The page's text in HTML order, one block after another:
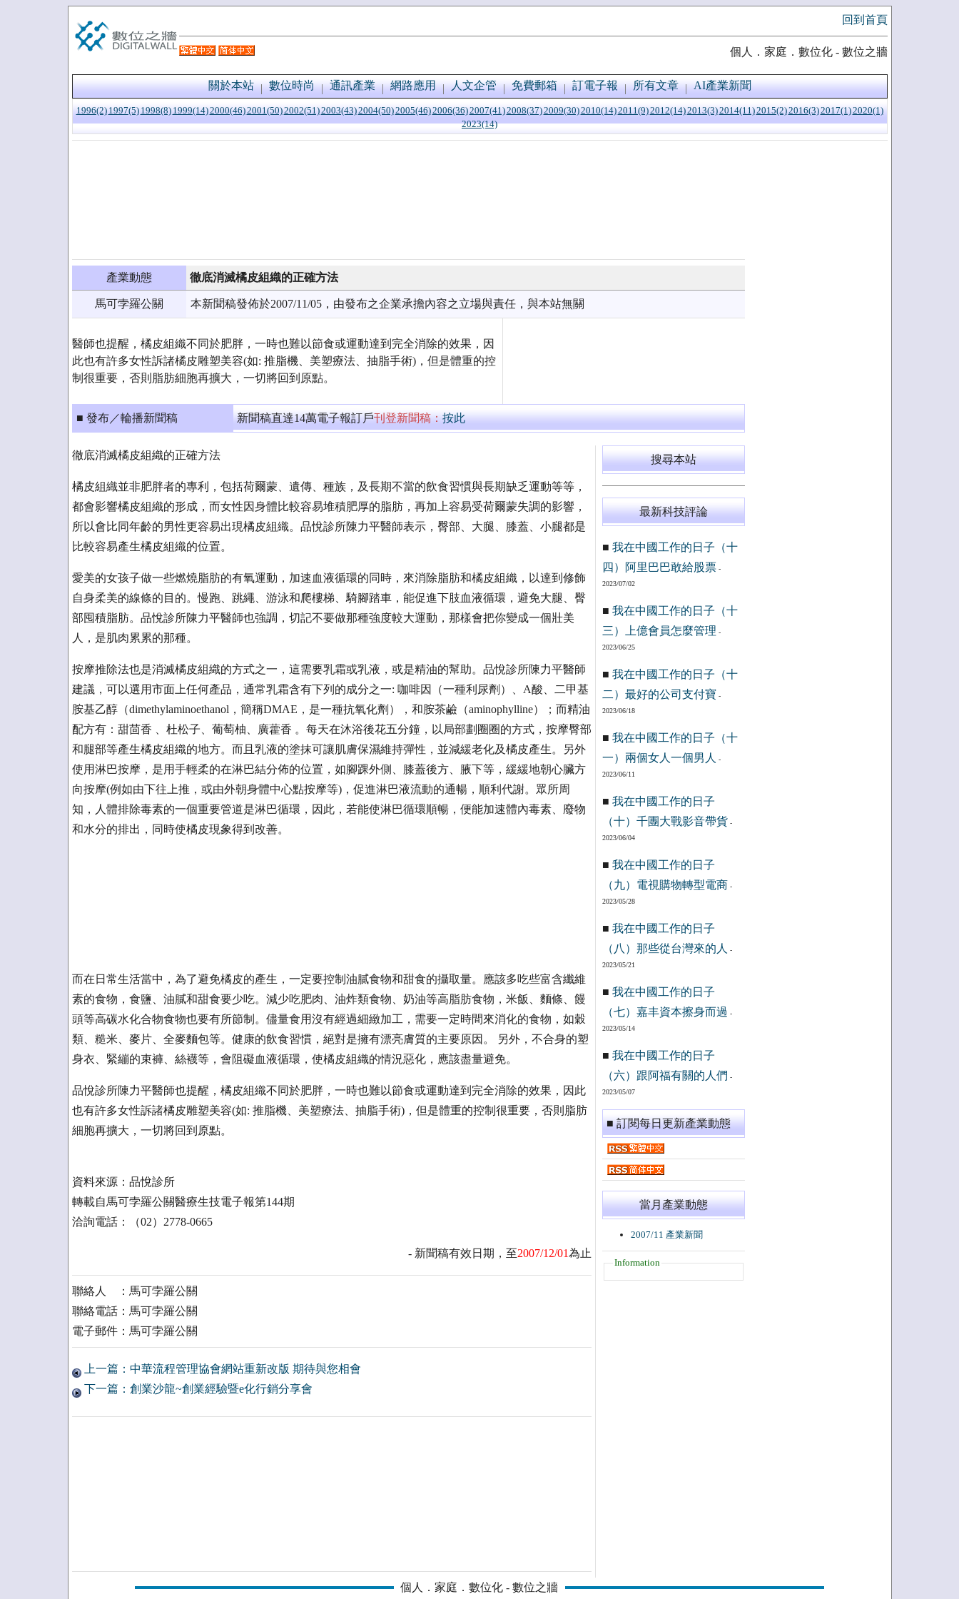
回到首頁
個人．家庭．數位化 - 數位之牆
關於本站 數位時尚 通訊產業 網路應用 人文企管 免費郵箱 訂電子報 所有文章 AI產業新聞
1996(2) 1997(5) 1998(8) 1999(14)2000(46)2001(50)2002(51)2003(43)2004(50)2005(46)2006(36)2007(41)2008(37)2009(30)2010(14)2011(9)2012(14)2013(3)2014(11)2015(2)2016(3)2017(1)2020(1)
2023(14)
產業動態 徹底消滅橘皮組織的正確方法
馬可孛羅公關 本新聞稿發佈於2007/11/05，由發布之企業承擔內容之立場與責任，與本站無關
醫師也提醒，橘皮組織不同於肥胖，一時也難以節食或運動達到完全消除的效果，因
此也有許多女性訴諸橘皮雕塑美容(如: 推脂機、美塑療法、抽脂手術)，但是體重的控
制很重要，否則脂肪細胞再擴大，一切將回到原點。
■ 發布／輪播新聞稿 新聞稿直達14萬電子報訂戶刊登新聞稿：按此
徹底消滅橘皮組織的正確方法
橘皮組織並非肥胖者的專利，包括荷爾蒙、遺傳、種族，及長期不當的飲食習慣與長期缺乏運動等等，
都會影響橘皮組織的形成，而女性因身體比較容易堆積肥厚的脂肪，再加上容易受荷爾蒙失調的影響，
所以會比同年齡的男性更容易出現橘皮組織。品悅診所陳力平醫師表示，臀部、大腿、膝蓋、小腿都是
比較容易產生橘皮組織的位置。
愛美的女孩子做一些燃燒脂肪的有氧運動，加速血液循環的同時，來消除脂肪和橘皮組織，以達到修飾
自身柔美的線條的目的。慢跑、跳繩、游泳和爬樓梯、騎腳踏車，能促進下肢血液循環，避免大腿、臀
部囤積脂肪。品悅診所陳力平醫師也強調，切記不要做那種強度較大運動，那樣會把你變成一個壯美
人，是肌肉累累的那種。
按摩推除法也是消滅橘皮組織的方式之一，這需要乳霜或乳液，或是精油的幫助。品悅診所陳力平醫師
建議，可以選用市面上任何產品，通常乳霜含有下列的成分之一: 咖啡因（一種利尿劑）、A酸、二甲基
胺基乙醇（dimethylaminoethanol，簡稱DMAE，是一種抗氧化劑），和胺茶鹼（aminophylline）；而精油
配方有：甜茴香 、杜松子、葡萄柚、廣藿香 。每天在沐浴後花五分鐘，以局部劃圈圈的方式，按摩臀部
和腿部等產生橘皮組織的地方。而且乳液的塗抹可讓肌膚保濕維持彈性，並減緩老化及橘皮產生。另外
使用淋巴按摩，是用手輕柔的在淋巴結分佈的位置，如腳踝外側、膝蓋後方、腋下等，緩緩地朝心臟方
向按摩(例如由下往上推，或由外朝身體中心點按摩等)，促進淋巴液流動的通暢，順利代謝。眾所周
知，人體排除毒素的一個重要管道是淋巴循環，因此，若能使淋巴循環順暢，便能加速體內毒素、廢物
和水分的排出，同時使橘皮現象得到改善。
而在日常生活當中，為了避免橘皮的產生，一定要控制油膩食物和甜食的攝取量。應該多吃些富含纖維
素的食物，食鹽、油膩和甜食要少吃。減少吃肥肉、油炸類食物、奶油等高脂肪食物，米飯、麵條、饅
頭等高碳水化合物食物也要有所節制。儘量食用沒有經過細緻加工，需要一定時間來消化的食物，如穀
類、糙米、麥片、全麥麵包等。健康的飲食習慣，絕對是擁有漂亮膚質的主要原因。 另外，不合身的塑
身衣、緊繃的束褲、絲襪等，會阻礙血液循環，使橘皮組織的情況惡化，應該盡量避免。
品悅診所陳力平醫師也提醒，橘皮組織不同於肥胖，一時也難以節食或運動達到完全消除的效果，因此
也有許多女性訴諸橘皮雕塑美容(如: 推脂機、美塑療法、抽脂手術)，但是體重的控制很重要，否則脂肪
細胞再擴大，一切將回到原點。
資料來源：品悅診所
轉載自馬可孛羅公關醫療生技電子報第144期
洽詢電話：（02）2778-0665
- 新聞稿有效日期，至2007/12/01為止
聯絡人 ：馬可孛羅公關
聯絡電話：馬可孛羅公關
電子郵件：馬可孛羅公關
上一篇：中華流程管理協會網站重新改版 期待與您相會
下一篇：創業沙龍~創業經驗暨e化行銷分享會
搜尋本站
最新科技評論
■ 我在中國工作的日子（十
四）阿里巴巴敢給股票-
2023/07/02
■ 我在中國工作的日子（十
三）上億會員怎麼管理 -
2023/06/25
■ 我在中國工作的日子（十
二）最好的公司支付寶 -
2023/06/18
■ 我在中國工作的日子（十
一）兩個女人一個男人
-
2023/06/11
■ 我在中國工作的日子
（十）千團大戰影音帶貨 -
2023/06/04
■ 我在中國工作的日子
（九）電視購物轉型電商 -
2023/05/28
■ 我在中國工作的日子
（八）那些從台灣來的人
-
2023/05/21
■ 我在中國工作的日子
（七）嘉丰資本擦身而過 -
2023/05/14
■ 我在中國工作的日子
（六）跟阿福有關的人們 -
2023/05/07
■ 訂閱每日更新產業動態
當月產業動態
2007/11 產業新聞
Information
個人．家庭．數位化 - 數位之牆